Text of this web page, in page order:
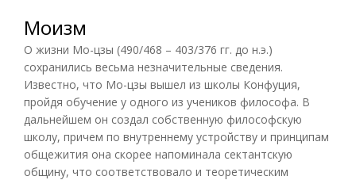
Моизм
О жизни Мо-цзы (490/468 – 403/376 гг. до н.э.)
сохранились весьма незначительные сведения.
Известно, что Мо-цзы вышел из школы Конфуция,
пройдя обучение у одного из учеников философа. В
дальнейшем он создал собственную философскую
школу, причем по внутреннему устройству и принципам
общежития она скорее напоминала сектантскую
общину, что соответствовало и теоретическим